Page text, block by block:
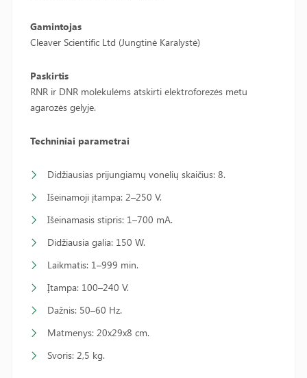
Gamintojas
Cleaver Scientific Ltd (Jungtinė Karalystė)
Paskirtis
RNR ir DNR molekulėms atskirti elektroforezės metu
agarozės gelyje.
Techniniai parametrai
Didžiausias prijungiamų vonelių skaičius: 8.
Išeinamoji įtampa: 2–250 V.
Išeinamasis stipris: 1–700 mA.
Didžiausia galia: 150 W.
Laikmatis: 1–999 min.
Įtampa: 100–240 V.
Dažnis: 50–60 Hz.
Matmenys: 20x29x8 cm.
Svoris: 2,5 kg.